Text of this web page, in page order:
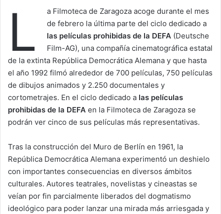
L
a Filmoteca de Zaragoza acoge durante el mes
de febrero la última parte del ciclo dedicado a
las películas prohibidas de la DEFA (Deutsche
Film-AG), una compañía cinematográfica estatal
de la extinta República Democrática Alemana y que hasta
el año 1992 filmó alrededor de 700 películas, 750 películas
de dibujos animados y 2.250 documentales y
cortometrajes. En el ciclo dedicado a las películas
prohibidas de la DEFA en la Filmoteca de Zaragoza se
podrán ver cinco de sus películas más representativas.
Tras la construcción del Muro de Berlín en 1961, la
República Democrática Alemana experimentó un deshielo
con importantes consecuencias en diversos ámbitos
culturales. Autores teatrales, novelistas y cineastas se
veían por fin parcialmente liberados del dogmatismo
ideológico para poder lanzar una mirada más arriesgada y